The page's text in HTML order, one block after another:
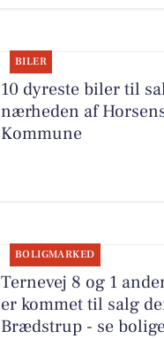
BILER
10 dyreste biler til
nærheden af
Kommune
BOLIGMARKED
Ternevej 8 og 1
er kommet til salg
Brædstrup - se